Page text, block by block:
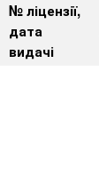
№ ліцензії,
дата
видачі